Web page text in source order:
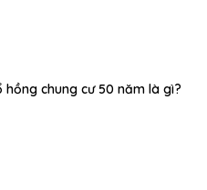
hồng chung cư 50 năm là gì?